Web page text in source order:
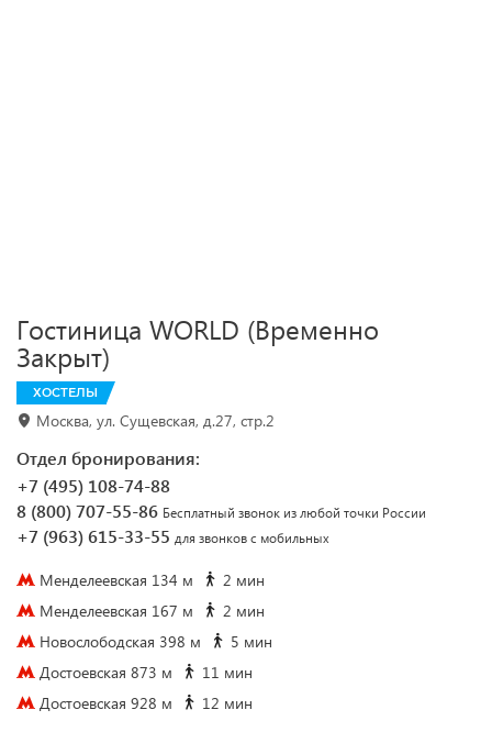
Гостиница WORLD (Временно
Закрыт)
ХОСТЕЛЫ
Москва, ул. Сущевская, д.27, стр.2
Отдел бронирования:
+7 (495) 108-74-88
8 (800) 707-55-86 Бесплатный звонок из любой точки России
+7 (963) 615-33-55 для звонков с мобильных
Менделеевская 134 м
2 мин
Менделеевская 167 м
2 мин
Новослободская 398 м
5 мин
Достоевская 873 м
11 мин
Достоевская 928 м
12 мин